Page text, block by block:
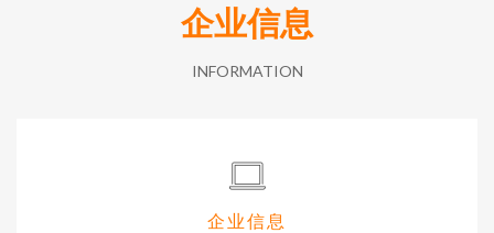
企业信息
INFORMATION
企业信息